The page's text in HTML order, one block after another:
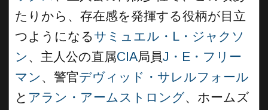
たりから、存在感を発揮する役柄が目立
つようになるサミュエル・L・ジャクソ
ン 、主人公の直属CIA局員J・E・フリー
マン 、警官デヴィッド・サレルフォール
と アラン・アームストロング、ホームズ